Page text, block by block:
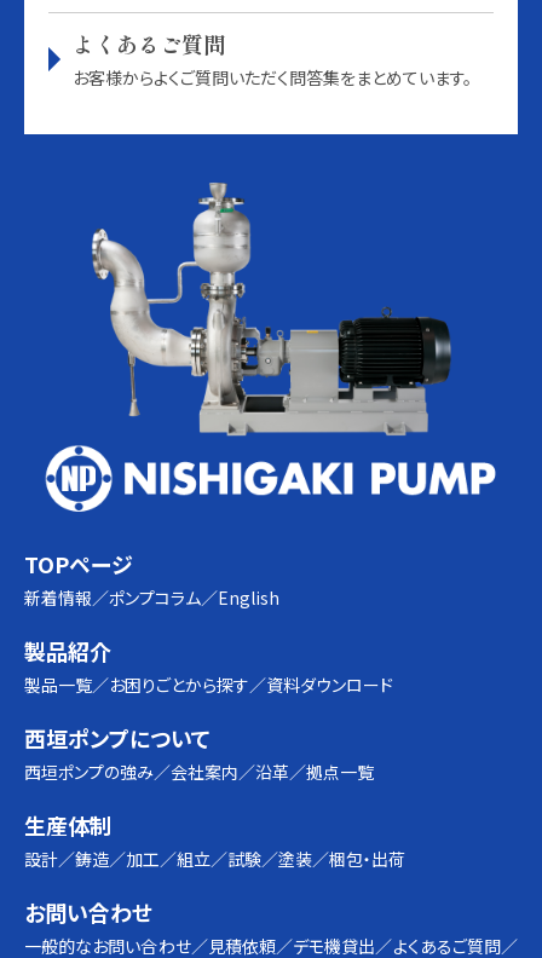
よくあるご質問
お客様からよくご質問いただく問答集をまとめています。
TOPページ
新着情報 ポンプコラム English
製品紹介
製品一覧 お困りごとから探す 資料ダウンロード
西垣ポンプについて
西垣ポンプの強み 会社案内 沿革 拠点一覧
生産体制
設計 鋳造 加工 組立 試験 塗装 梱包・出荷
お問い合わせ
一般的なお問い合わせ 見積依頼 デモ機貸出 よくあるご質問